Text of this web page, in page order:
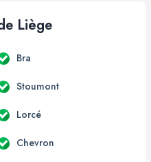
Liège
Bra
Stoumont
Lorcé
Chevron